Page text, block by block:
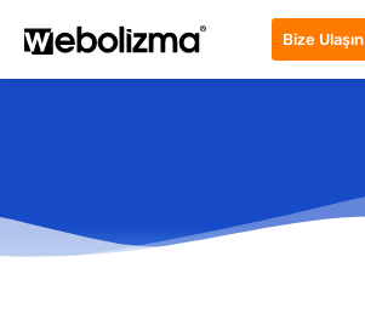
Bize Ulaşın